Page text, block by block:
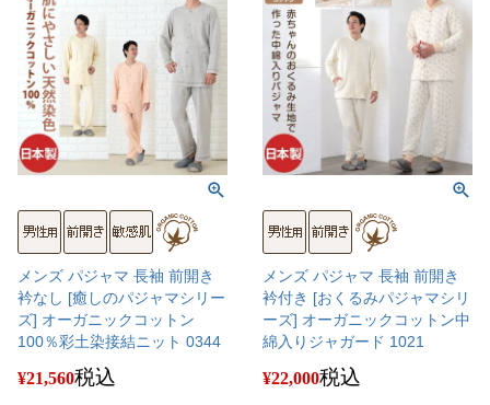
メンズ パジャマ 長袖 前開き
衿なし [癒しのパジャマシリー
ズ] オーガニックコットン
100％彩土染接結ニット 0344
¥21,560税込
メンズ パジャマ 長袖 前開き
衿付き [おくるみパジャマシリ
ーズ] オーガニックコットン中
綿入りジャガード 1021
¥22,000税込